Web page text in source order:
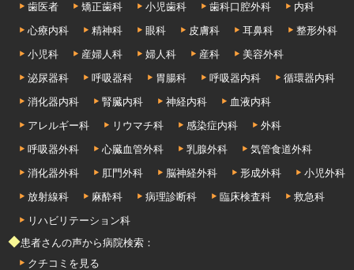
歯医者
矯正歯科 小児歯科 歯科口腔外科
内科
心療内科
精神科 眼科 皮膚科 耳鼻科
整形外科
小児科
産婦人科 婦人科 産科
美容外科
泌尿器科
呼吸器科 胃腸科 呼吸器内科
循環器内科
消化器内科
腎臓内科 神経内科
血液内科
アレルギー科
リウマチ科 感染症内科
外科
呼吸器外科
心臓血管外科 乳腺外科
気管食道外科
消化器外科
肛門外科 脳神経外科 形成外科
小児外科
放射線科
麻酔科 病理診断科 臨床検査科
救急科
リハビリテーション科
◆患者さんの声から病院検索：
クチコミを見る